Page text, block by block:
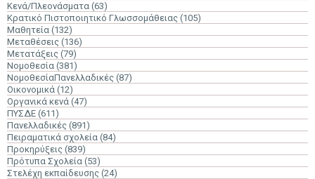
Κενά/Πλεονάσματα (63)
Κρατικό Πιστοποιητικό Γλωσσομάθειας (105)
Μαθητεία (132)
Μεταθέσεις (136)
Μετατάξεις (79)
Νομοθεσία (381)
ΝομοθεσίαΠανελλαδικές (87)
Οικονομικά (12)
Οργανικά κενά (47)
ΠΥΣΔΕ (611)
Πανελλαδικές (891)
Πειραματικά σχολεία (84)
Προκηρύξεις (839)
Πρότυπα Σχολεία (53)
Στελέχη εκπαίδευσης (24)